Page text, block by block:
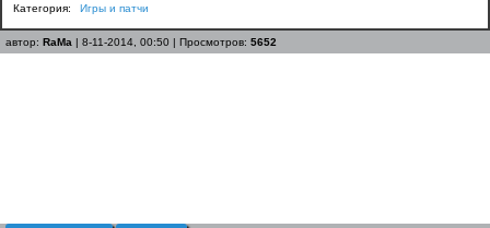
Категория: Игры и патчи
автор: RaMa | 8-11-2014, 00:50 | Просмотров: 5652